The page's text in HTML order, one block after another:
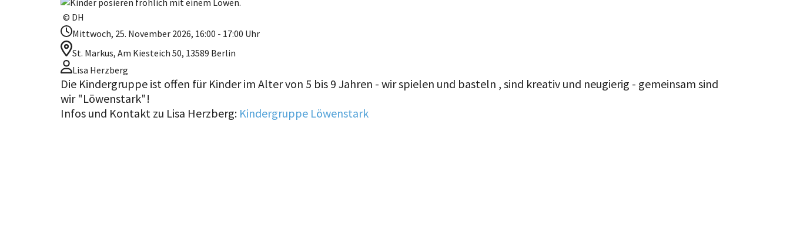
© DH
Mittwoch, 25. November 2026, 16:00 - 17:00 Uhr
St. Markus, Am Kiesteich 50, 13589 Berlin
Lisa Herzberg
Die Kindergruppe ist offen für Kinder im Alter von 5 bis 9 Jahren - wir spielen und basteln , sind kreativ und neugierig - gemeinsam sind
wir "Löwenstark"!
Infos und Kontakt zu Lisa Herzberg: Kindergruppe Löwenstark